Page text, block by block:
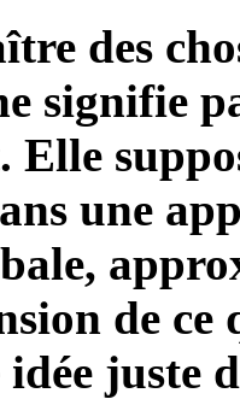
des
signifie
Elle
une
de
juste